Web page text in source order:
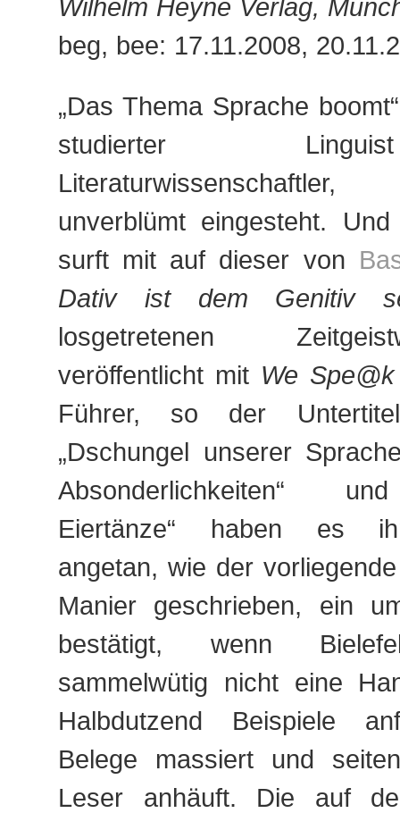
Wilhelm Heyne Verlag,
beg, bee: 17.11.2008,
„Das Thema Sprache
studierter
unverblümt eingesteht.
surft mit auf dieser von
Dativ ist dem Genitiv
losgetretenen
veröffentlicht mit We
Führer, so der
„Dschungel unserer
Absonderlichkeiten“
Eiertänze“ haben es
angetan, wie der
Manier geschrieben, ein
bestätigt, wenn
sammelwütig nicht eine
Halbdutzend Beispiele
Belege massiert und
Leser anhäuft. Die auf